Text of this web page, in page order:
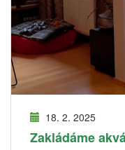
18. 2. 2025
Zakládáme